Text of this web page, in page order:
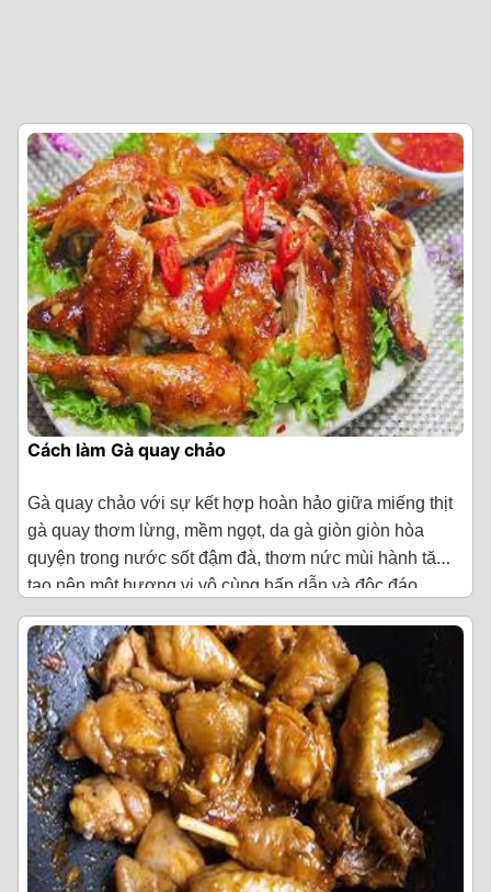
Cách làm Gà quay chảo
Gà quay chảo với sự kết hợp hoàn hảo giữa miếng thịt
gà quay thơm lừng, mềm ngọt, da gà giòn giòn hòa
quyện trong nước sốt đậm đà, thơm nức mùi hành tăm
tạo nên một hương vị vô cùng hấp dẫn và độc đáo.
Nguyên liệu làm món gà quay chảo
· 1kg thịt gà
· 5 nhánh sả
· 1 củ hành tây
· 3 nhánh hành lá
· 1 củ gừng
· Rượu mai quế lộ